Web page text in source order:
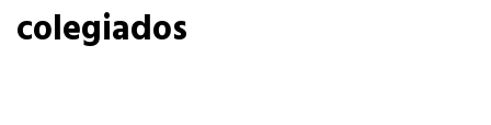
Información Institucional y Corporativa
colegiados